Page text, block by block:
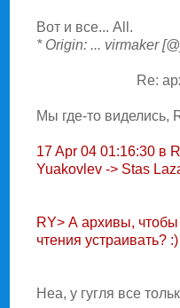
Вот и все... All.
* Origin: ... virmaker
Re:
Мы где-то виделись,
17 Apr 04 01:16:30 в
Yuakovlev -> Stas
RY> А архивы, чтобы
чтения устраивать? :)
Hеа, у гугля все